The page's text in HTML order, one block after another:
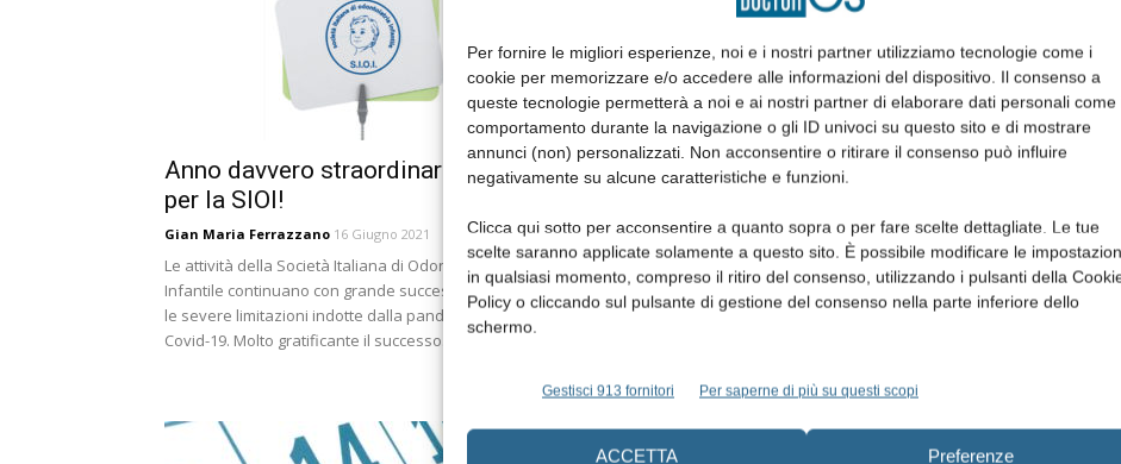
Per fornire le migliori esperienze, noi e i nostri partner utilizziamo tecnologie come i
cookie per memorizzare e/o accedere alle informazioni del dispositivo. Il consenso a
queste tecnologie permetterà a noi e ai nostri partner di elaborare dati personali come
comportamento durante la navigazione o gli ID univoci su questo sito e di mostrare
annunci (non) personalizzati. Non acconsentire o ritirare il consenso può influire
negativamente su alcune caratteristiche e funzioni.
Clicca qui sotto per acconsentire a quanto sopra o per fare scelte dettagliate. Le tue
scelte saranno applicate solamente a questo sito. È possibile modificare le
in qualsiasi momento, compreso il ritiro del consenso, utilizzando i pulsanti della
Policy o cliccando sul pulsante di gestione del consenso nella parte inferiore dello
schermo.
Gestisci 913 fornitori Per saperne di più su questi scopi
ACCETTA Preferenze
Anno davvero straordinario il 2021
per la SIOI!
Gian Maria Ferrazzano 16 Giugno 2021
Le attività della Società Italiana di Odontoiatria
Infantile continuano con grande successo, malgrado
le severe limitazioni indotte dalla pandemia da
Covid-19. Molto gratificante il successo...
Vaccinazione anti virus del
orofaringeo: partecipa...
Redazione 19 Febbraio 2021
La Società Italiana di Odontoiatria Infantile (SIOI) – in